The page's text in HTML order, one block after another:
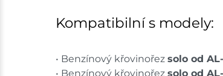
Kompatibilní s modely:
• Benzínový křovinořez solo od
• Benzínový křovinořez solo od